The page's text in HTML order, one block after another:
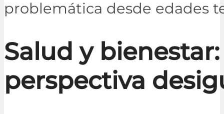
problemática desde edades
Salud y
perspectiva